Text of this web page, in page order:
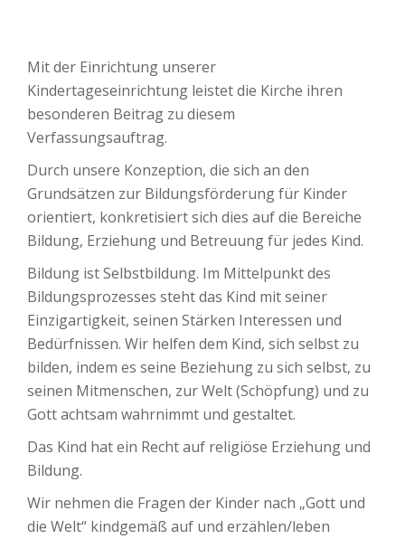
Mit der Einrichtung unserer
Kindertageseinrichtung leistet die Kirche ihren
besonderen Beitrag zu diesem
Verfassungsauftrag.
Durch unsere Konzeption, die sich an den
Grundsätzen zur Bildungsförderung für Kinder
orientiert, konkretisiert sich dies auf die Bereiche
Bildung, Erziehung und Betreuung für jedes Kind.
Bildung ist Selbstbildung. Im Mittelpunkt des
Bildungsprozesses steht das Kind mit seiner
Einzigartigkeit, seinen Stärken Interessen und
Bedürfnissen. Wir helfen dem Kind, sich selbst zu
bilden, indem es seine Beziehung zu sich selbst, zu
seinen Mitmenschen, zur Welt (Schöpfung) und zu
Gott achtsam wahrnimmt und gestaltet.
Das Kind hat ein Recht auf religiöse Erziehung und
Bildung.
Wir nehmen die Fragen der Kinder nach „Gott und
die Welt“ kindgemäß auf und erzählen/leben